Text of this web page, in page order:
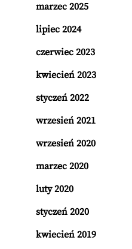
marzec 2025
lipiec 2024
czerwiec 2023
kwiecień 2023
styczeń 2022
wrzesień 2021
wrzesień 2020
marzec 2020
luty 2020
styczeń 2020
kwiecień 2019